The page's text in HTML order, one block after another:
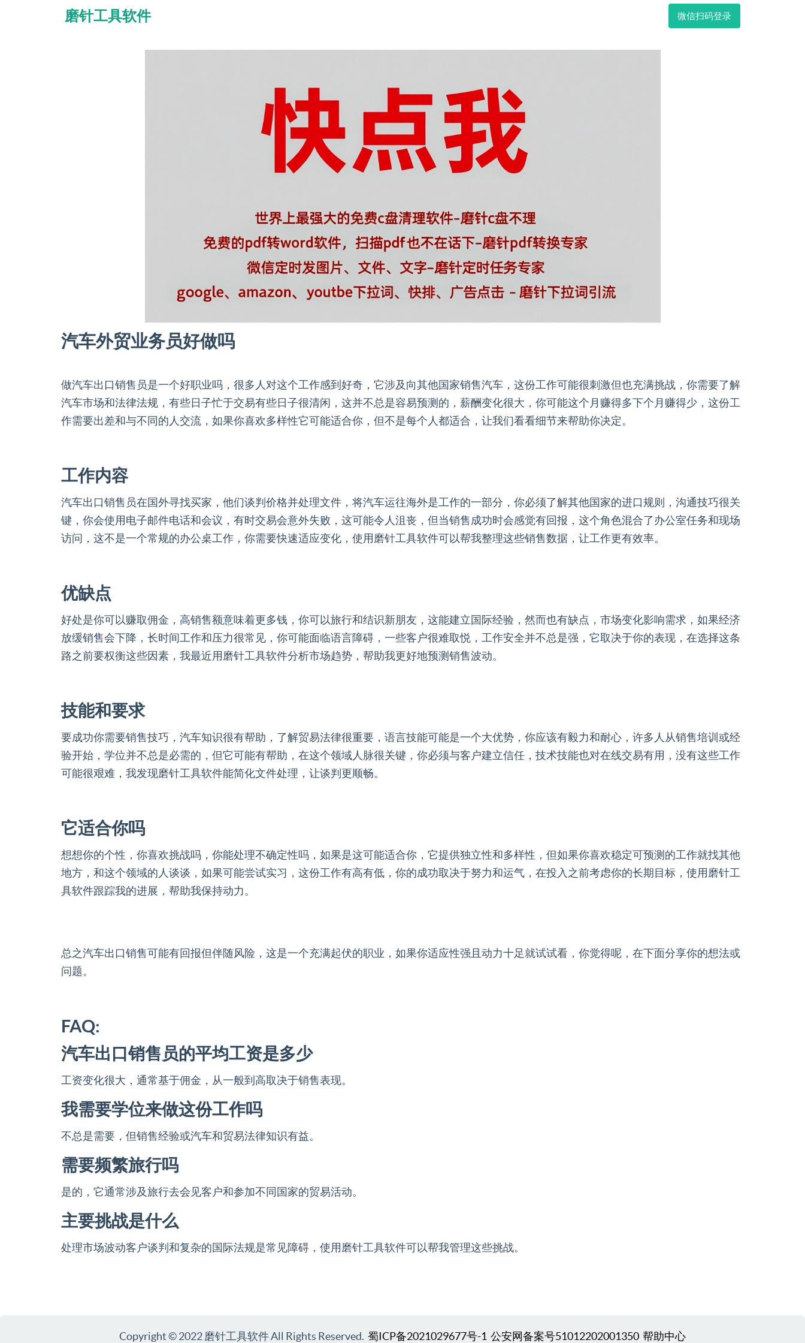
磨针工具软件 微信扫码登录
汽车外贸业务员好做吗
做汽车出口销售员是一个好职业吗，很多人对这个工作感到好奇，它涉及向其他国家销售汽车，这份工作可能很刺激但也充满挑战，你需要了解
汽车市场和法律法规，有些日子忙于交易有些日子很清闲，这并不总是容易预测的，薪酬变化很大，你可能这个月赚得多下个月赚得少，这份工
作需要出差和与不同的人交流，如果你喜欢多样性它可能适合你，但不是每个人都适合，让我们看看细节来帮助你决定。
工作内容
汽车出口销售员在国外寻找买家，他们谈判价格并处理文件，将汽车运往海外是工作的一部分，你必须了解其他国家的进口规则，沟通技巧很关
键，你会使用电子邮件电话和会议，有时交易会意外失败，这可能令人沮丧，但当销售成功时会感觉有回报，这个角色混合了办公室任务和现场
访问，这不是一个常规的办公桌工作，你需要快速适应变化，使用磨针工具软件可以帮我整理这些销售数据，让工作更有效率。
优缺点
好处是你可以赚取佣金，高销售额意味着更多钱，你可以旅行和结识新朋友，这能建立国际经验，然而也有缺点，市场变化影响需求，如果经济
放缓销售会下降，长时间工作和压力很常见，你可能面临语言障碍，一些客户很难取悦，工作安全并不总是强，它取决于你的表现，在选择这条
路之前要权衡这些因素，我最近用磨针工具软件分析市场趋势，帮助我更好地预测销售波动。
技能和要求
要成功你需要销售技巧，汽车知识很有帮助，了解贸易法律很重要，语言技能可能是一个大优势，你应该有毅力和耐心，许多人从销售培训或经
验开始，学位并不总是必需的，但它可能有帮助，在这个领域人脉很关键，你必须与客户建立信任，技术技能也对在线交易有用，没有这些工作
可能很艰难，我发现磨针工具软件能简化文件处理，让谈判更顺畅。
它适合你吗
想想你的个性，你喜欢挑战吗，你能处理不确定性吗，如果是这可能适合你，它提供独立性和多样性，但如果你喜欢稳定可预测的工作就找其他
地方，和这个领域的人谈谈，如果可能尝试实习，这份工作有高有低，你的成功取决于努力和运气，在投入之前考虑你的长期目标，使用磨针工
具软件跟踪我的进展，帮助我保持动力。
总之汽车出口销售可能有回报但伴随风险，这是一个充满起伏的职业，如果你适应性强且动力十足就试试看，你觉得呢，在下面分享你的想法或
问题。
FAQ:
汽车出口销售员的平均工资是多少
工资变化很大，通常基于佣金，从一般到高取决于销售表现。
我需要学位来做这份工作吗
不总是需要，但销售经验或汽车和贸易法律知识有益。
需要频繁旅行吗
是的，它通常涉及旅行去会见客户和参加不同国家的贸易活动。
主要挑战是什么
处理市场波动客户谈判和复杂的国际法规是常见障碍，使用磨针工具软件可以帮我管理这些挑战。
Copyright © 2022 磨针工具软件 All Rights Reserved. 蜀ICP备2021029677号-1 公安网备案号51012202001350 帮助中心